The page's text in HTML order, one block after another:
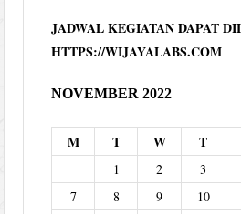
JADWAL KEGIATAN DAPAT
HTTPS://WIJAYALABS.COM
NOVEMBER 2022
M T W T
1 2 3
7
8 9 10